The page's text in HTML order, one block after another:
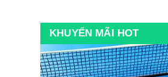
KHUYẾN MÃI HOT